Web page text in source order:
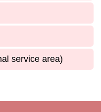
service area)